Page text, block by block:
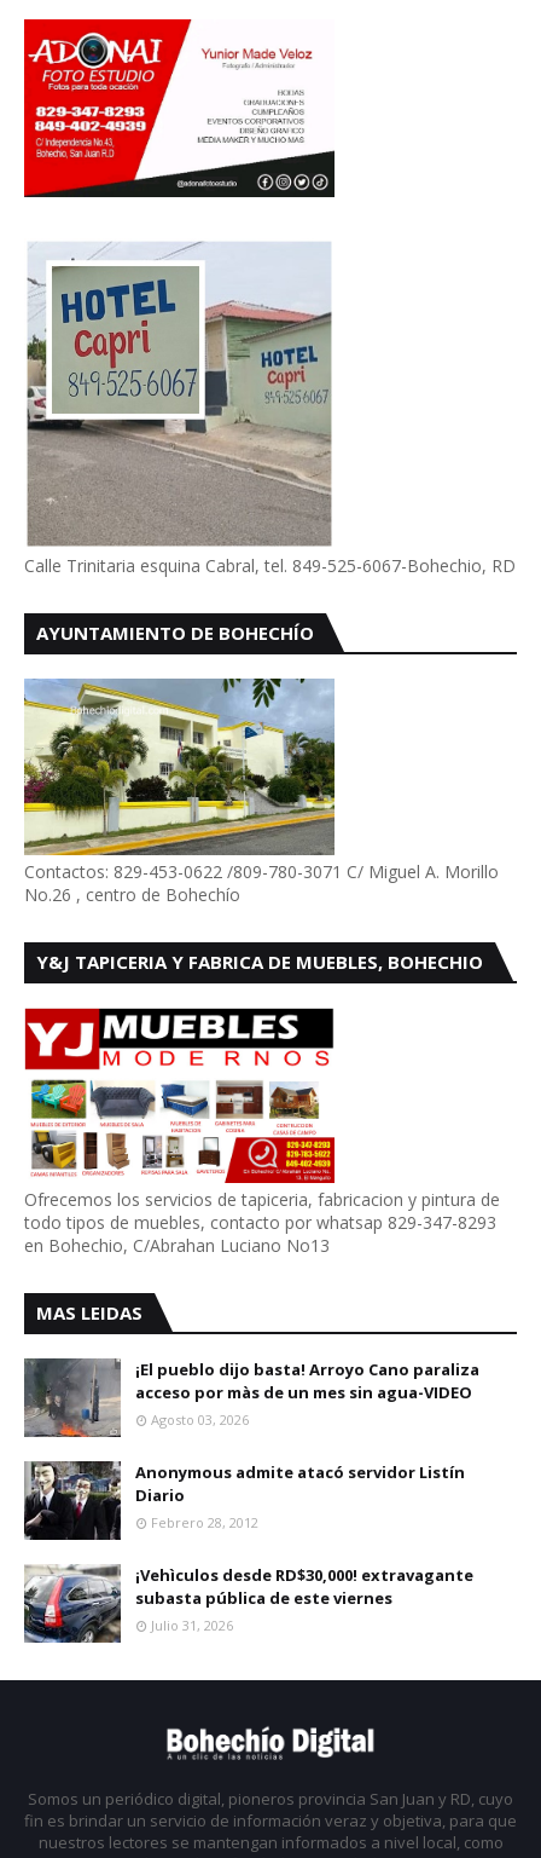
Calle Trinitaria esquina Cabral, tel. 849-525-6067-Bohechio, RD
AYUNTAMIENTO DE BOHECHÍO
Contactos: 829-453-0622 /809-780-3071 C/ Miguel A. Morillo
No.26 , centro de Bohechío
Y&J TAPICERIA Y FABRICA DE MUEBLES, BOHECHIO
Ofrecemos los servicios de tapiceria, fabricacion y pintura de
todo tipos de muebles, contacto por whatsap 829-347-8293
en Bohechio, C/Abrahan Luciano No13
MAS LEIDAS
¡El pueblo dijo basta! Arroyo Cano paraliza
acceso por màs de un mes sin agua-VIDEO
Agosto 03, 2026
Anonymous admite atacó servidor Listín
Diario
Febrero 28, 2012
¡Vehìculos desde RD$30,000! extravagante
subasta pública de este viernes
Julio 31, 2026
Somos un periódico digital, pioneros provincia San Juan y RD, cuyo
fin es brindar un servicio de información veraz y objetiva, para que
nuestros lectores se mantengan informados a nivel local, como